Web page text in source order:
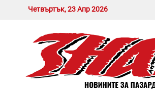
Четвъртък, 23 Апр 2026